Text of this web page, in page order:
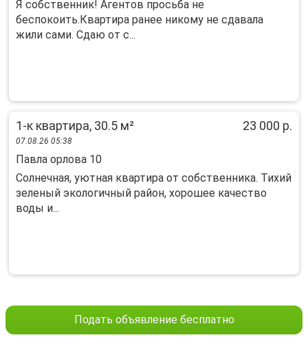
Я собственник! Агентов просьба не
беспокоить.Квартира ранее никому не сдавала
жили сами. Сдаю от с...
1-к квартира, 30.5 м² 23 000 р.
07.08.26 05:38
Павла орлова 10
Солнечная, уютная квартира от собственника. Тихий
зеленый экологичный район, хорошее качество
воды и...
Подать объявление бесплатно